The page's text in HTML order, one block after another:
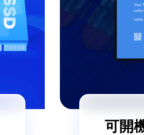
可開